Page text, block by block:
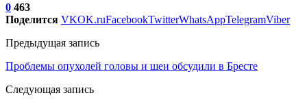
0 463
Поделится VKOK.ruFacebookTwitterWhatsAppTelegramViber
Предыдущая запись
Проблемы опухолей головы и шеи обсудили в Бресте
Следующая запись